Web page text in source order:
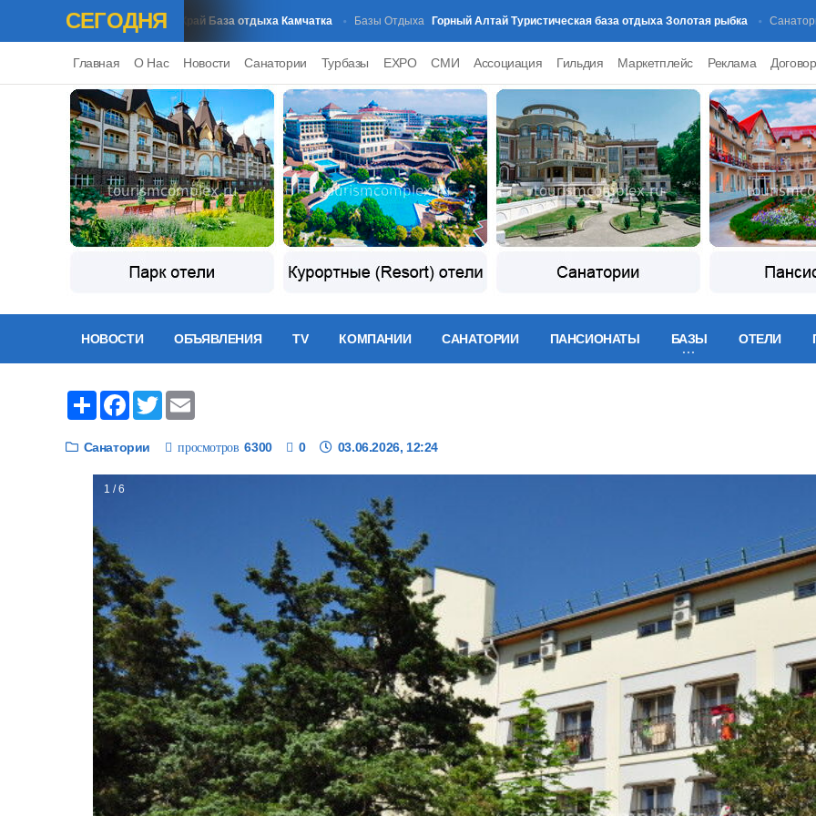
СЕГОДНЯ
Базы Отдыха Камчатский Край База отдыха Камчатка Базы Отдыха Горный Алтай Туристическая база отдыха Золотая рыбка Санатории
Главная О Нас Новости Санатории Турбазы EXPO СМИ Ассоциация Гильдия Маркетплейс Реклама Договор
НОВОСТИ ОБЪЯВЛЕНИЯ TV КОМПАНИИ САНАТОРИИ ПАНСИОНАТЫ БАЗЫ ОТЕЛИ
Share Facebook
Twitter
Санатории просмотров 6300 0 03.06.2026, 12:24
1 / 6